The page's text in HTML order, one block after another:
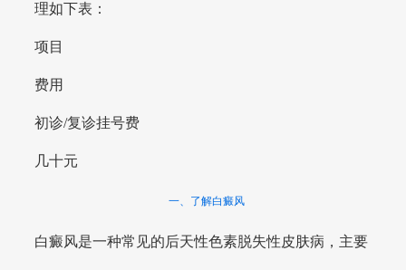
理如下表：
项目
费用
初诊/复诊挂号费
几十元
一、了解白癜风
白癜风是一种常见的后天性色素脱失性皮肤病，主要